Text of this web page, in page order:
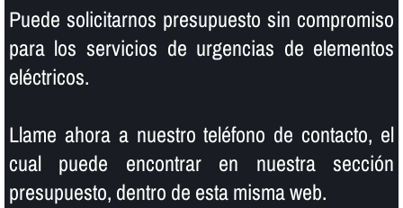
Puede solicitarnos presupuesto sin compromiso
para los servicios de urgencias de elementos
eléctricos.
Llame ahora a nuestro teléfono de contacto, el
cual puede encontrar en nuestra sección
presupuesto, dentro de esta misma web.